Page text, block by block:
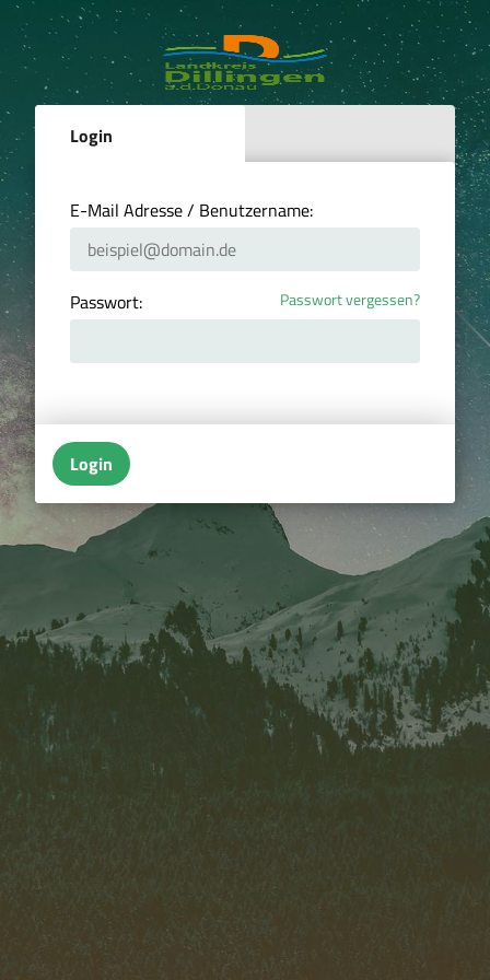
Login
E-Mail Adresse / Benutzername:
Passwort: Passwort vergessen?
Login